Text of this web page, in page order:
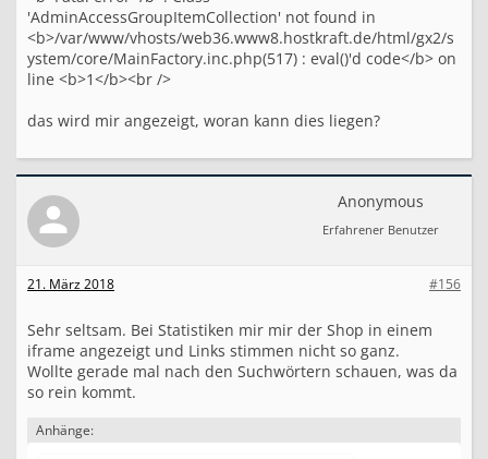
'AdminAccessGroupItemCollection' not found in
<b>/var/www/vhosts/web36.www8.hostkraft.de/html/gx2/s
ystem/core/MainFactory.inc.php(517) : eval()'d code</b> on
line <b>1</b><br />
das wird mir angezeigt, woran kann dies liegen?
Anonymous
Erfahrener Benutzer
#156
21. März 2018
Sehr seltsam. Bei Statistiken mir mir der Shop in einem
iframe angezeigt und Links stimmen nicht so ganz.
Wollte gerade mal nach den Suchwörtern schauen, was da
so rein kommt.
Anhänge: